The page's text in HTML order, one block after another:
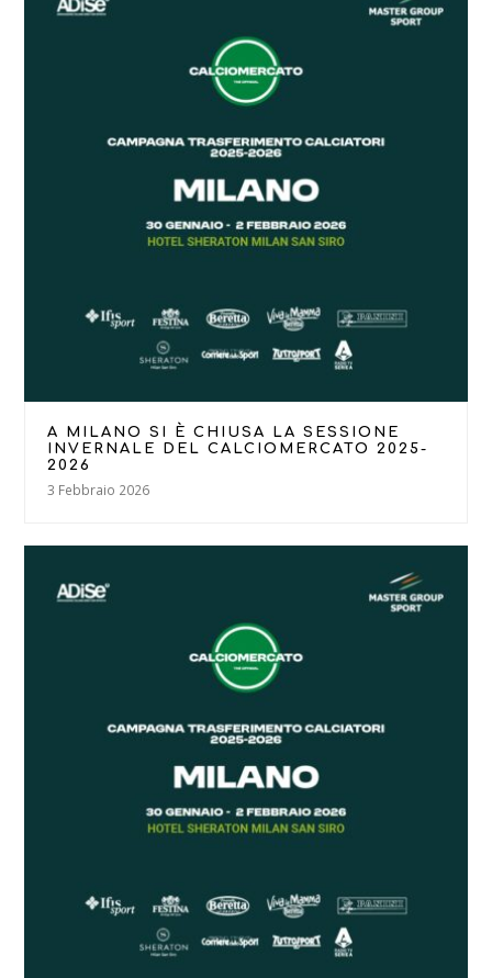
A MILANO SI È CHIUSA LA SESSIONE
INVERNALE DEL CALCIOMERCATO 2025-
2026
3 Febbraio 2026